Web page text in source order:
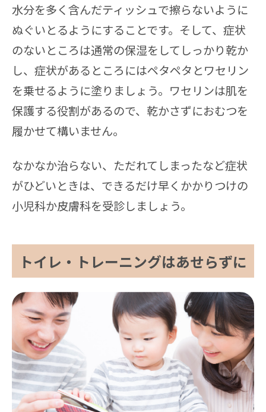
水分を多く含んだティッシュで擦らないように
ぬぐいとるようにすることです。そして、症状
のないところは通常の保湿をしてしっかり乾か
し、症状があるところにはペタペタとワセリン
を乗せるように塗りましょう。ワセリンは肌を
保護する役割があるので、乾かさずにおむつを
履かせて構いません。
なかなか治らない、ただれてしまったなど症状
がひどいときは、できるだけ早くかかりつけの
小児科か皮膚科を受診しましょう。
トイレ・トレーニングはあせらずに